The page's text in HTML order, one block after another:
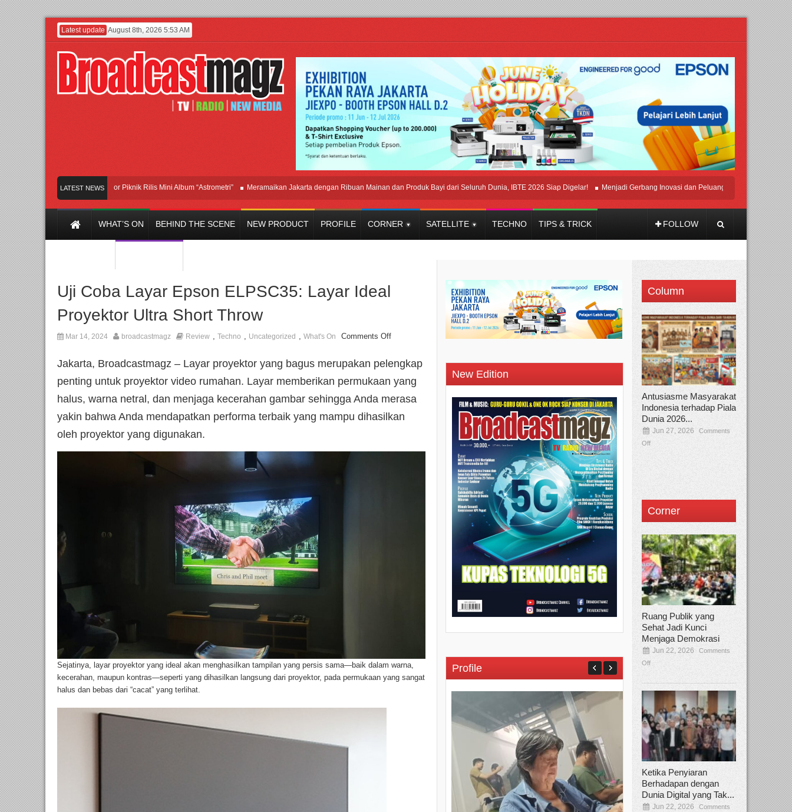
Latest update August 8th, 2026 5:53 AM
LATEST NEWS
Band Britpop Asal Bogor Piknik Rilis Mini Album “Astrometri” Meramaikan Jakarta dengan Ribuan Mainan dan Produk Bayi dari Seluruh Dunia, IBTE 2026 Siap Digelar! Menjadi Gerbang Inovasi dan Peluang Bisnis Industri Gifts dan
WHAT’S ON BEHIND THE SCENE NEW PRODUCT PROFILE CORNER SATELLITE TECHNO TIPS & TRICK FOLLOW
Uji Coba Layar Epson ELPSC35: Layar Ideal
Proyektor Ultra Short Throw
Mar 14, 2024 broadcastmagz Review , Techno , Uncategorized , What's On Comments Off
Jakarta, Broadcastmagz – Layar proyektor yang bagus merupakan pelengkap
penting untuk proyektor video rumahan. Layar memberikan permukaan yang
halus, warna netral, dan menjaga kecerahan gambar sehingga Anda merasa
yakin bahwa Anda mendapatkan performa terbaik yang mampu dihasilkan
oleh proyektor yang digunakan.
Sejatinya, layar proyektor yang ideal akan menghasilkan tampilan yang persis sama—baik dalam warna,
kecerahan, maupun kontras—seperti yang dihasilkan langsung dari proyektor, pada permukaan yang sangat
halus dan bebas dari “cacat” yang terlihat.
New Edition
Profile
Column
Antusiasme Masyarakat
Indonesia terhadap Piala
Dunia 2026...
Jun 27, 2026
Comments
Off
Corner
Ruang Publik yang
Sehat Jadi Kunci
Menjaga Demokrasi
Jun 22, 2026
Comments
Off
Ketika Penyiaran
Berhadapan dengan
Dunia Digital yang Tak...
Jun 22, 2026
Comments